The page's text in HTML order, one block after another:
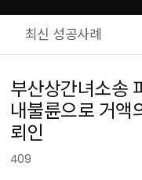
최신 성공사례
부산상간녀소송
내불륜으로 거액
뢰인
409